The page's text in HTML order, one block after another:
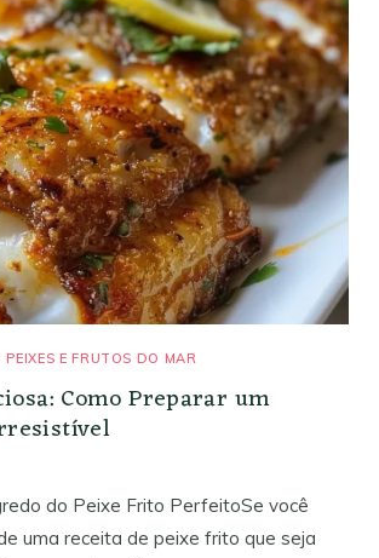
PEIXES E FRUTOS DO MAR
Como Preparar um
do Peixe Frito PerfeitoSe você
uma receita de peixe frito que seja